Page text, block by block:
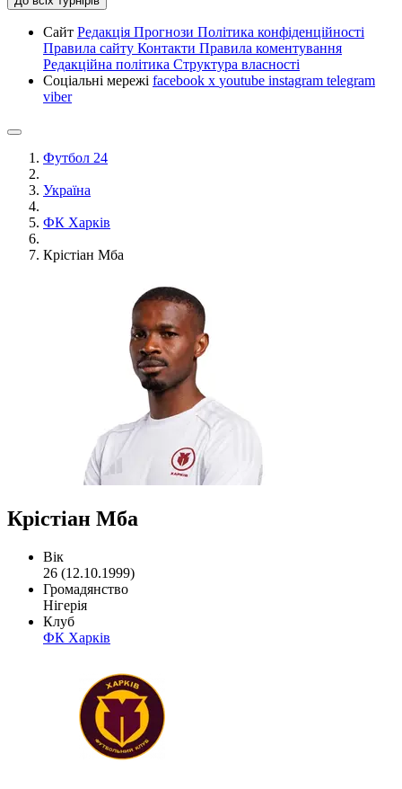
Сайт Редакція Прогнози Політика конфіденційності
Правила сайту Контакти Правила коментування
Редакційна політика Структура власності
Соціальні мережі facebook x youtube instagram telegram
viber
Футбол 24
Україна
ФК Харків
Крістіан Мба
Крістіан Мба
Вік
26 (12.10.1999)
Громадянство
Нігерія
Клуб
ФК Харків